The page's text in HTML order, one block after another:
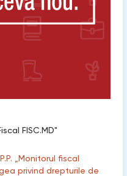
FISC.MD"
„Monitorul fiscal
privind drepturile de